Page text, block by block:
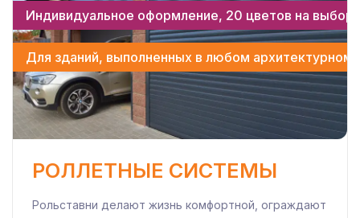
РОЛЛЕТНЫЕ СИСТЕМЫ
Рольставни делают жизнь комфортной, ограждают
Индивидуальное оформление, 20 цветов на выбор
Для зданий, выполненных в любом архитектурном